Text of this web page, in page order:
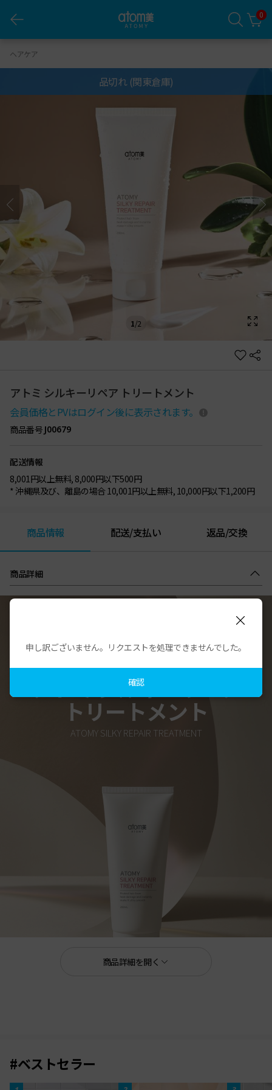
0
ヘアケア
アトミ シルキーリペア トリートメント
品切れ (関東倉庫)
1/2
アトミ シルキーリペア トリートメント
会員価格とPVはログイン後に表示されます。
商品番号 J00679
配送情報
8,001円以上無料, 8,000円以下500円
* 沖縄県及び、離島の場合 10,001円以上無料, 10,000円以下1,200円
商品情報 配送/支払い 返品/交換
商品詳細
熱を味方に、ダメージ知らずの髪へ
アトミ シルキーリペア
トリートメント
ATOMY SILKY REPAIR TREATMENT
熱を味方に、ダメージ知らずの髪へ
商品詳細を開く
#ベストセラー
申し訳ございません。リクエストを処理できませんでした。
確認